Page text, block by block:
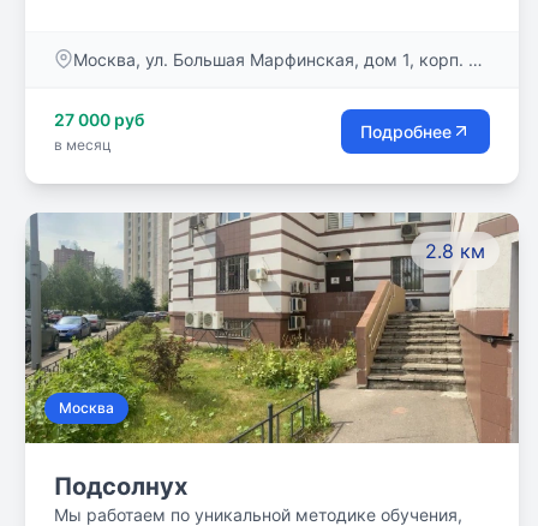
Москва, ул. Большая Марфинская, дом 1, корп. 3,
27 000 руб
в месяц
Подробнее
2.8 км
Москва
Подсолнух
Мы работаем по уникальной методике обучения,